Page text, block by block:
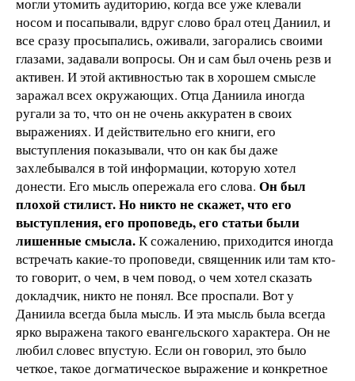
носом и посапывали, вдруг слово брал отец Даниил, и
все сразу просыпались, оживали, загорались своими
глазами, задавали вопросы. Он и сам был очень резв и
активен. И этой активностью так в хорошем смысле
заражал всех окружающих. Отца Даниила иногда
ругали за то, что он не очень аккуратен в своих
выражениях. И действительно его книги, его
выступления показывали, что он как бы даже
захлебывался в той информации, которую хотел
донести. Его мысль опережала его слова. Он был
плохой стилист. Но никто не скажет, что его
выступления, его проповедь, его статьи были
лишенные смысла.К сожалению, приходится иногда
встречать какие-то проповеди, священник или там кто-
то говорит, о чем, в чем повод, о чем хотел сказать
докладчик, никто не понял. Все проспали. Вот у
Даниила всегда была мысль. И эта мысль была всегда
ярко выражена такого евангельского характера. Он не
любил словес впустую. Если он говорил, это было
четкое, такое догматическое выражение и конкретное